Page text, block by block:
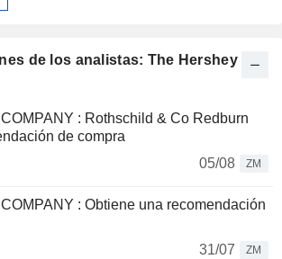
de los analistas: The Hershey
: Rothschild & Co Redburn
de compra
05/08
ZM
: Obtiene una recomendación
31/07
ZM